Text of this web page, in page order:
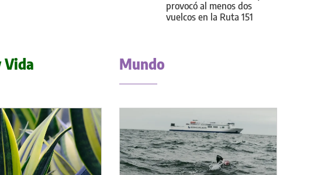
provocó al menos dos
vuelcos en la Ruta 151
Vida Mundo